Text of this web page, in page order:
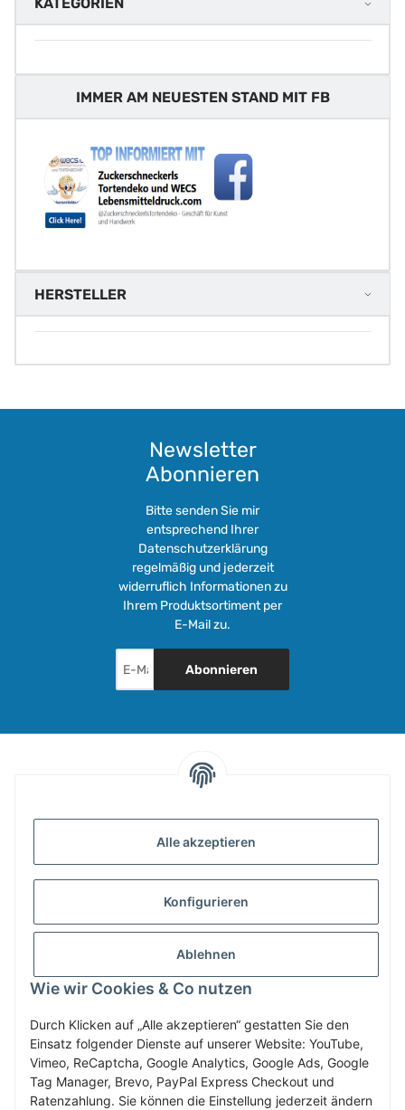
Alle akzeptieren
Konfigurieren
Ablehnen
Wie wir Cookies & Co nutzen
Durch Klicken auf „Alle akzeptieren“ gestatten Sie den
Einsatz folgender Dienste auf unserer Website: YouTube,
Vimeo, ReCaptcha, Google Analytics, Google Ads, Google
Tag Manager, Brevo, PayPal Express Checkout und
Ratenzahlung. Sie können die Einstellung jederzeit ändern
IMMER AM NEUESTEN STAND MIT FB
HERSTELLER
Newsletter
Abonnieren
Bitte senden Sie mir
entsprechend Ihrer
Datenschutzerklärung
regelmäßig und jederzeit
widerruflich Informationen zu
Ihrem Produktsortiment per
E-Mail zu.
Abonnieren
GESETZLICHE INFORMATIONEN
ZAHLUNG & VERSAND
MEIN KONTO
Vertrag widerrufen